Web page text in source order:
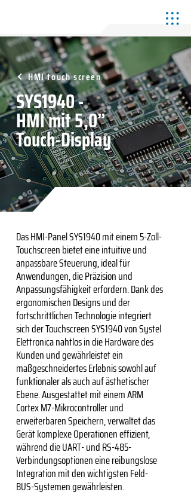
HMI touch screen
SYS1940 -
HMI mit 5,0”
Touch-Display
Das HMI-Panel SYS1940 mit einem 5-Zoll-
Touchscreen bietet eine intuitive und
anpassbare Steuerung, ideal für
Anwendungen, die Präzision und
Anpassungsfähigkeit erfordern. Dank des
ergonomischen Designs und der
fortschrittlichen Technologie integriert
sich der Touchscreen SYS1940 von Systel
Elettronica nahtlos in die Hardware des
Kunden und gewährleistet ein
maßgeschneidertes Erlebnis sowohl auf
funktionaler als auch auf ästhetischer
Ebene. Ausgestattet mit einem ARM
Cortex M7-Mikrocontroller und
erweiterbaren Speichern, verwaltet das
Gerät komplexe Operationen effizient,
während die UART- und RS-485-
Verbindungsoptionen eine reibungslose
Integration mit den wichtigsten Feld-
BUS-Systemen gewährleisten.